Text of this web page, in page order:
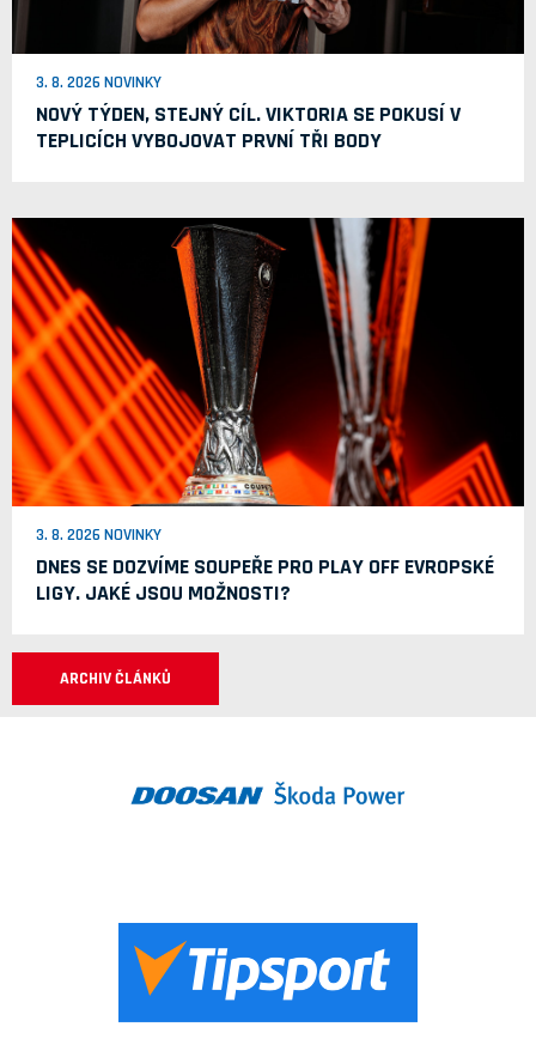
3. 8. 2026 NOVINKY
NOVÝ TÝDEN, STEJNÝ CÍL. VIKTORIA SE POKUSÍ V
TEPLICÍCH VYBOJOVAT PRVNÍ TŘI BODY
3. 8. 2026 NOVINKY
DNES SE DOZVÍME SOUPEŘE PRO PLAY OFF EVROPSKÉ
LIGY. JAKÉ JSOU MOŽNOSTI?
ARCHIV ČLÁNKŮ